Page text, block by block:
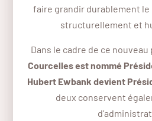
faire grandir durablement
structurellement et
Dans le cadre de ce
Courcelles est nommé
Hubert Ewbank devient
deux conservent